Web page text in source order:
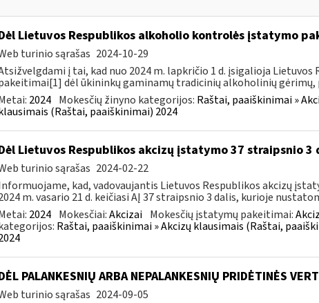
Lietuvos Respublikos alkoholio kontrolės įstatymo
turinio sąrašas 2024-10-29
į tai, kad nuo 2024 m. lapkričio 1 d. įsigalioja
dėl ūkininkų gaminamų tradicinių alkoholinių gėrimų,
2024 Mokesčių žinyno kategorijos: Raštai, paaiškinimai »
(Raštai, paaiškinimai) 2024
Lietuvos Respublikos akcizų įstatymo 37 straipsnio
turinio sąrašas 2024-02-22
kad, vadovaujantis Lietuvos Respublikos akcizų
m. vasario 21 d. keičiasi AĮ 37 straipsnio 3 dalis, kurioje
2024 Mokesčiai:Akcizai Mokesčių įstatymų pakeitimai:
Raštai, paaiškinimai » Akcizų klausimais (Raštai,
PALANKESNIŲ ARBA NEPALANKESNIŲ PRIDĖTINĖS
turinio sąrašas 2024-09-05